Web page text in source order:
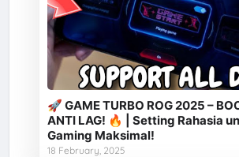
🚀 GAME TURBO ROG 2025 –
ANTI LAG! 🔥 | Setting Rahasia
Gaming Maksimal!
18 February, 2025